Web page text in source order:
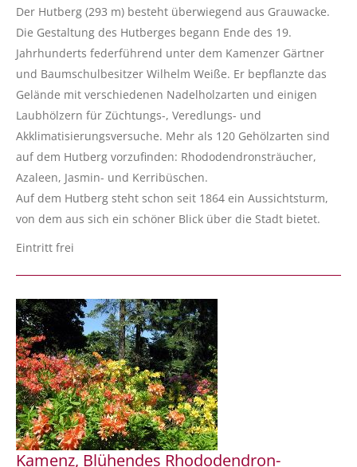
Der Hutberg (293 m) besteht überwiegend aus Grauwacke.
Die Gestaltung des Hutberges begann Ende des 19.
Jahrhunderts federführend unter dem Kamenzer Gärtner
und Baumschulbesitzer Wilhelm Weiße. Er bepflanzte das
Gelände mit verschiedenen Nadelholzarten und einigen
Laubhölzern für Züchtungs-, Veredlungs- und
Akklimatisierungsversuche. Mehr als 120 Gehölzarten sind
auf dem Hutberg vorzufinden: Rhododendronsträucher,
Azaleen, Jasmin- und Kerribüschen.
Auf dem Hutberg steht schon seit 1864 ein Aussichtsturm,
von dem aus sich ein schöner Blick über die Stadt bietet.
Eintritt frei
Kamenz, Blühendes Rhododendron-